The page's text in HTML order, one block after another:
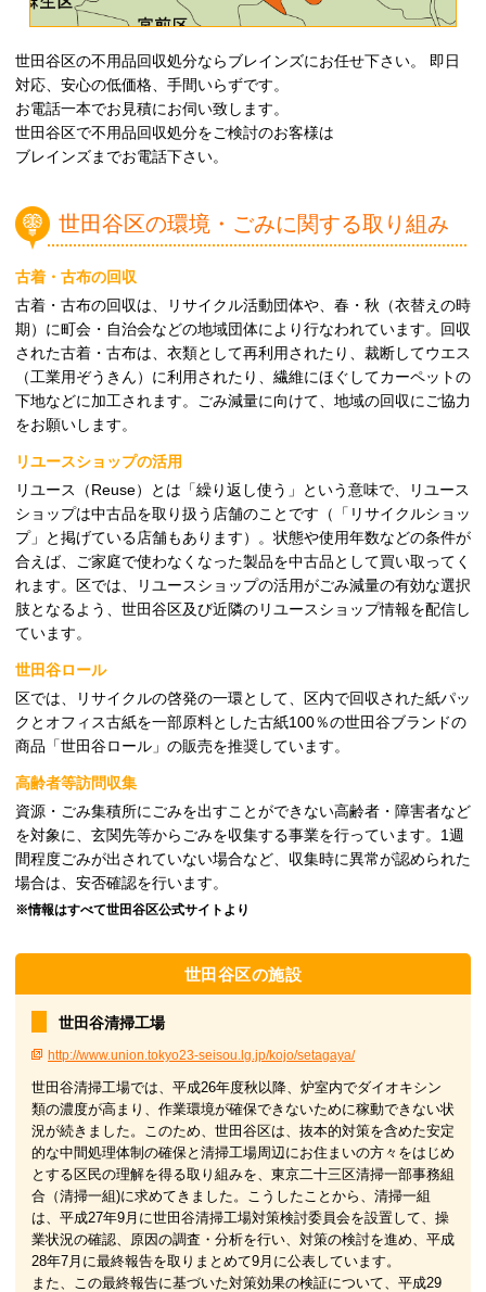
世田谷区の不用品回収処分ならブレインズにお任せ下さい。 即日
対応、安心の低価格、手間いらずです。
お電話一本でお見積にお伺い致します。
世田谷区で不用品回収処分をご検討のお客様は
ブレインズまでお電話下さい。
世田谷区の環境・ごみに関する取り組み
古着・古布の回収
古着・古布の回収は、リサイクル活動団体や、春・秋（衣替えの時
期）に町会・自治会などの地域団体により行なわれています。回収
された古着・古布は、衣類として再利用されたり、裁断してウエス
（工業用ぞうきん）に利用されたり、繊維にほぐしてカーペットの
下地などに加工されます。ごみ減量に向けて、地域の回収にご協力
をお願いします。
リユースショップの活用
リユース（Reuse）とは「繰り返し使う」という意味で、リユース
ショップは中古品を取り扱う店舗のことです（「リサイクルショッ
プ」と掲げている店舗もあります）。状態や使用年数などの条件が
合えば、ご家庭で使わなくなった製品を中古品として買い取ってく
れます。区では、リユースショップの活用がごみ減量の有効な選択
肢となるよう、世田谷区及び近隣のリユースショップ情報を配信し
ています。
世田谷ロール
区では、リサイクルの啓発の一環として、区内で回収された紙パッ
クとオフィス古紙を一部原料とした古紙100％の世田谷ブランドの
商品「世田谷ロール」の販売を推奨しています。
高齢者等訪問収集
資源・ごみ集積所にごみを出すことができない高齢者・障害者など
を対象に、玄関先等からごみを収集する事業を行っています。1週
間程度ごみが出されていない場合など、収集時に異常が認められた
場合は、安否確認を行います。
※情報はすべて世田谷区公式サイトより
世田谷区の施設
世田谷清掃工場
http://www.union.tokyo23-seisou.lg.jp/kojo/setagaya/
世田谷清掃工場では、平成26年度秋以降、炉室内でダイオキシン
類の濃度が高まり、作業環境が確保できないために稼動できない状
況が続きました。このため、世田谷区は、抜本的対策を含めた安定
的な中間処理体制の確保と清掃工場周辺にお住まいの方々をはじめ
とする区民の理解を得る取り組みを、東京二十三区清掃一部事務組
合（清掃一組)に求めてきました。こうしたことから、清掃一組
は、平成27年9月に世田谷清掃工場対策検討委員会を設置して、操
業状況の確認、原因の調査・分析を行い、対策の検討を進め、平成
28年7月に最終報告を取りまとめて9月に公表しています。
また、この最終報告に基づいた対策効果の検証について、平成29